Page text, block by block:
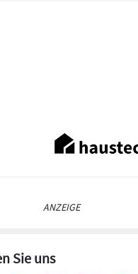
ANZEIGE
Sie uns